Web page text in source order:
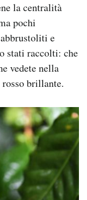
la centralità
pochi
e
stati raccolti: che
vedete nella
brillante.